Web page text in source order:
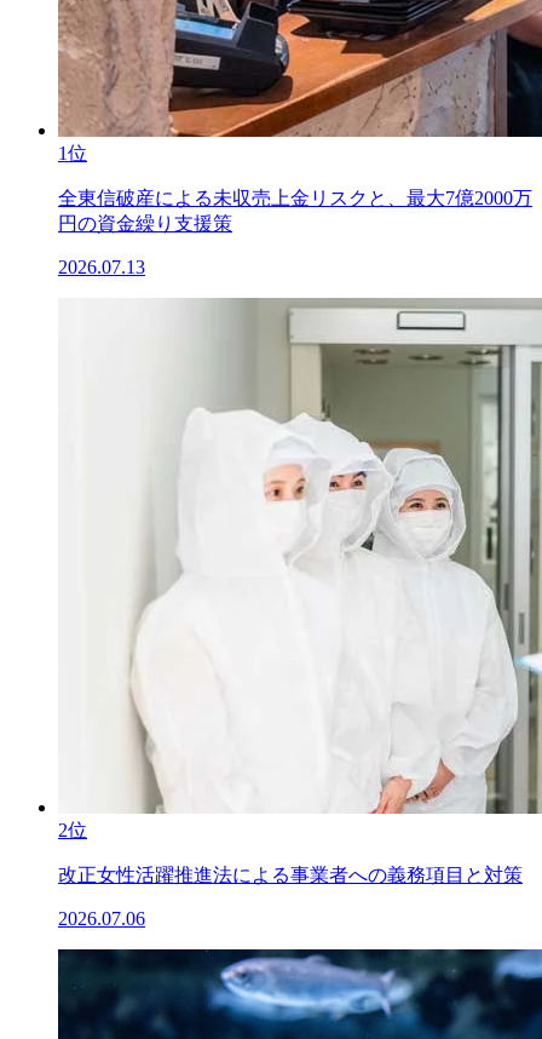
1位
全東信破産による未収売上金リスクと、最大7億2000万
円の資金繰り支援策
2026.07.13
2位
改正女性活躍推進法による事業者への義務項目と対策
2026.07.06